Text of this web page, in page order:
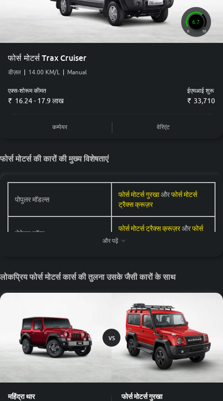
मॉडल
एमयूवी फोर्स मोटर्स ट्रैक्स क्रूज़र
एसयूवी
डिटेल में देखें फोर्स मोटर्स Cars by Fuel Type
डिटेल में देखें फोर्स मोटर्स Cars by Budget
मॉडल
फोर्स मोटर्स ट्रैक्स क्रूज़र,फोर्स
मोटर्स गुरखा
6.7
0 10
फोर्स मोटर्स Trax Cruiser
डीज़ल | 14.00 KM/L | Manual
एक्स-शोरूम कीमत
16.24 - 17.9 लाख
ईएमआई शुरू
33,710
कम्पेयर वेरिएंट
फोर्स मोटर्स की कारों की मुख्य विशेषताएं
पोपुलर मॉडल्स
फोर्स मोटर्स गुरखाऔरफोर्स मोटर्स
ट्रैक्स क्रूज़र
लेटेस्ट लॉन्च
फोर्स मोटर्स ट्रैक्स क्रूज़रऔरफोर्स
मोटर्स गुरखा
20.92 लाख)
16.24 - 17.9 लाख)
फ्यूल टाइप Diesel
और पढ़ें
लोकप्रिय फोर्स मोटर्स कार्स की तुलना उसके जैसी कारों के साथ
vs
महिंद्रा थार फोर्स मोटर्स गुरखा